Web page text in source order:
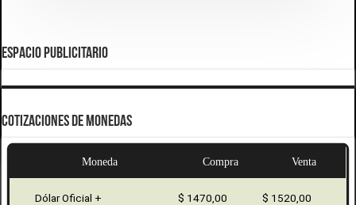
ESPACIO PUBLICITARIO
COTIZACIONES DE MONEDAS
Moneda Compra Venta
Dólar Oficial + $ 1470,00 $ 1520,00